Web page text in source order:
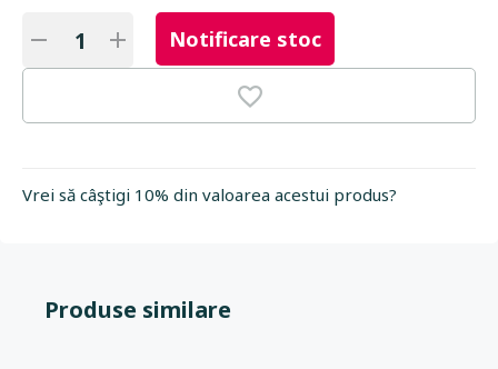
Notificare stoc
Vrei să câştigi 10% din valoarea acestui produs?
Produse similare